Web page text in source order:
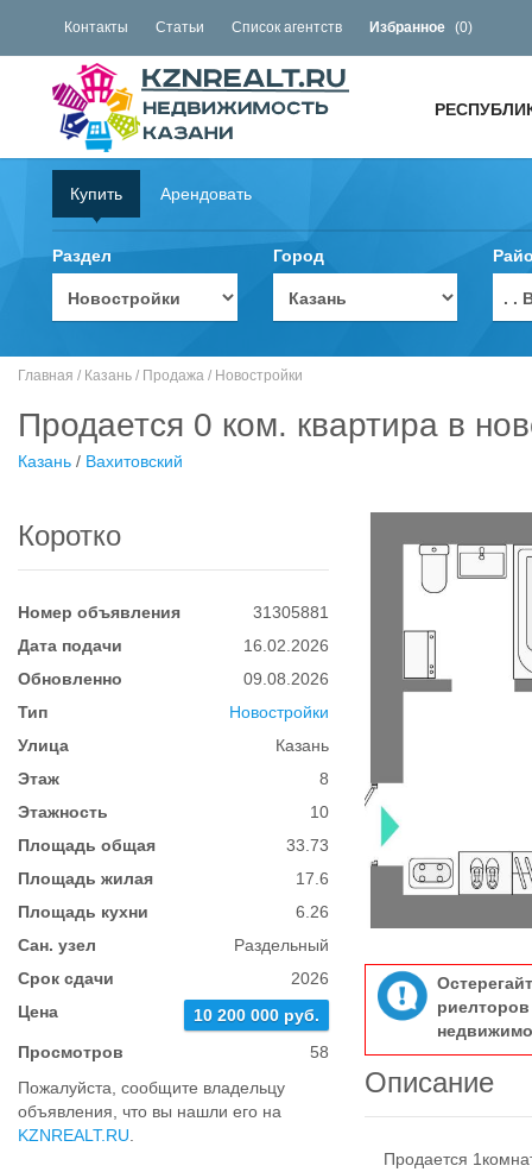
Контакты Статьи Список агентств Избранное (0)
Купить Арендовать
Раздел Город
. .
Главная / Казань / Продажа / Новостройки
Продается 0 ком. квартира в
Казань / Вахитовский
Коротко
Номер объявления
31305881
Дата подачи
16.02.2026
Обновленно
09.08.2026
Тип
Новостройки
Улица
Казань
Этаж
8
Этажность
10
Площадь общая
33.73
Площадь жилая
17.6
Площадь кухни
6.26
Сан. узел
Раздельный
Срок сдачи
2026
Цена
10 200 000 руб.
Просмотров
58
Пожалуйста, сообщите владельцу
объявления, что вы нашли его на
KZNREALT.RU
Описание
Продается